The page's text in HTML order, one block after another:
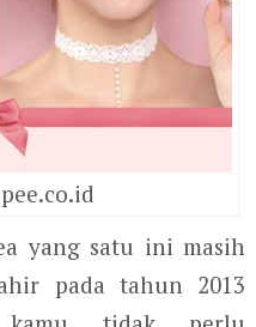
yang satu ini masih
pada tahun 2013